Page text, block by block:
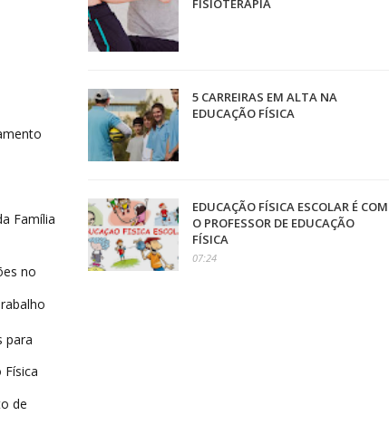
Família
no
para
de
FISIOTERAPIA
5 CARREIRAS EM ALTA NA
EDUCAÇÃO FÍSICA
EDUCAÇÃO FÍSICA ESCOLAR É COM
O PROFESSOR DE EDUCAÇÃO
FÍSICA
07:24